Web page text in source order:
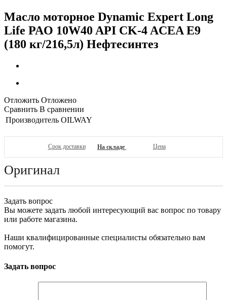
Масло моторное Dynamic Expert Long
Life PAO 10W40 API CK-4 ACEA E9
(180 кг/216,5л) Нефтесинтез
Отложить Отложено
Сравнить В сравнении
Производитель OILWAY
Срок доставки На складе Цена
Оригинал
Задать вопрос
Вы можете задать любой интересующий вас вопрос по товару
или работе магазина.
Наши квалифицированные специалисты обязательно вам
помогут.
Задать вопрос